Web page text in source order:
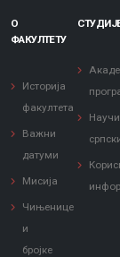
О
ФАКУЛТЕТУ
Историја
факултета
Важни
датуми
Мисија
Чињенице
и
бројке